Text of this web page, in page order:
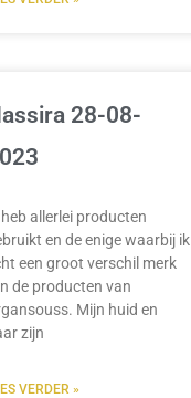
28-08-
allerlei producten
en de enige waarbij ik
een groot verschil merk
de producten van
Mijn huid en
zijn
VERDER »